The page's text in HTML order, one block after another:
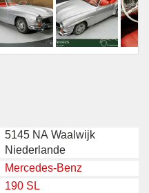
5145 NA Waalwijk
Niederlande
Mercedes-Benz
190 SL